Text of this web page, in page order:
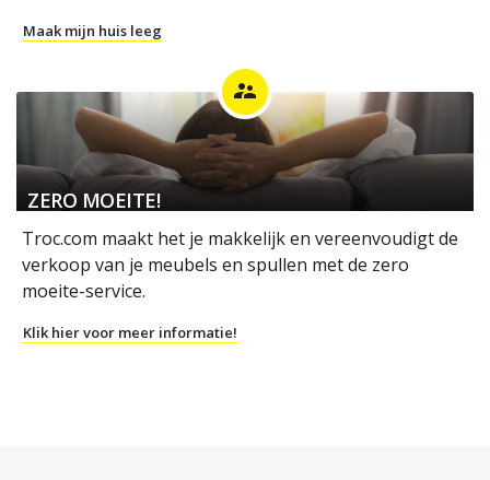
Maak mijn huis leeg
supervisor_account
ZERO MOEITE!
Troc.com maakt het je makkelijk en vereenvoudigt de
verkoop van je meubels en spullen met de zero
moeite-service.
Klik hier voor meer informatie!